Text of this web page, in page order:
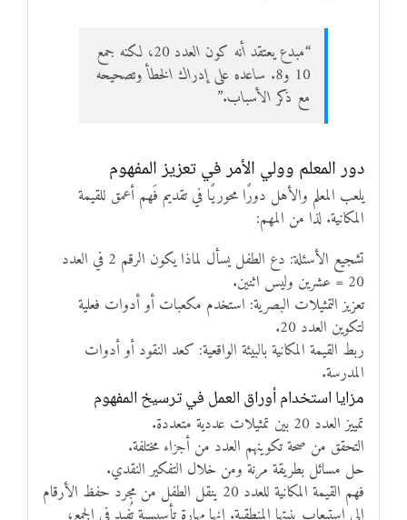
“مبدع يعتقد أنه كون العدد 20، لكنه جمع
10 و8. ساعده على إدراك الخطأ وتصحيحه
مع ذكر الأسباب.”
دور المعلم وولي الأمر في تعزيز المفهوم
يلعب المعلم والأهل دورًا محوريًا في تقديم فَهم أعمق للقيمة
المكانية. لذا من المهم:
تشجيع الأسئلة: دع الطفل يسأل لماذا يكون الرقم 2 في العدد
20 = عشرين وليس اثنين.
تعزيز التمثيلات البصرية: استخدم مكعبات أو أدوات فعلية
لتكوين العدد 20.
ربط القيمة المكانية بالبيئة الواقعية: كعد النقود أو أدوات
المدرسة.
مزايا استخدام أوراق العمل في ترسيخ المفهوم
تمييز العدد 20 بين تمثيلات عددية متعددة.
التحقق من صحة تكوينهم العدد من أجزاء مختلفة.
حل مسائل بطريقة مرنة ومن خلال التفكير النقدي.
فهم القيمة المكانية للعدد 20 ينقل الطفل من مجرد حفظ الأرقام